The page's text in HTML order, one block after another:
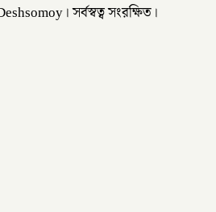
সর্বস্বত্ব সংরক্ষিত।